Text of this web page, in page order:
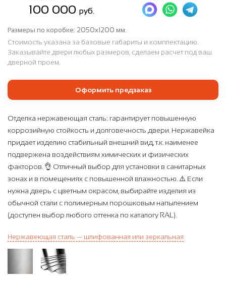
100 000 руб.
Размеры по коробке: 2050х1200 мм.
Стоимость указана за базовые габариты и комплектацию.
Заказывайте двери любых размеров, сделаем расчет под ваш
дверной проем.
Оформить предзаказ
Отделка нержавеющая сталь: гарантирует повышенную
коррозийную стойкость и долговечность двери. Нержавейка
придает изделию стабильный внешний вид, т.к. наименее
подвержена воздействиям химических и физических
факторов. 👌 Отличный выбор для установки в санитарных
зонах и в помещениях с повышенной влажностью. ⚠️ Если
нужна дверь с цветным окрасом, выбирайте изделия из
обычной стали с полимерным порошковым напылением
(доступен выбор любого оттенка по каталогу RAL).
Нержавеющая сталь — шлифованная или зеркальная